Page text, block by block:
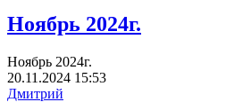
Ноябрь 2024г.
Ноябрь 2024г.
20.11.2024 15:53
Дмитрий